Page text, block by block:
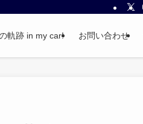
軌跡 in my car! お問い合わせ